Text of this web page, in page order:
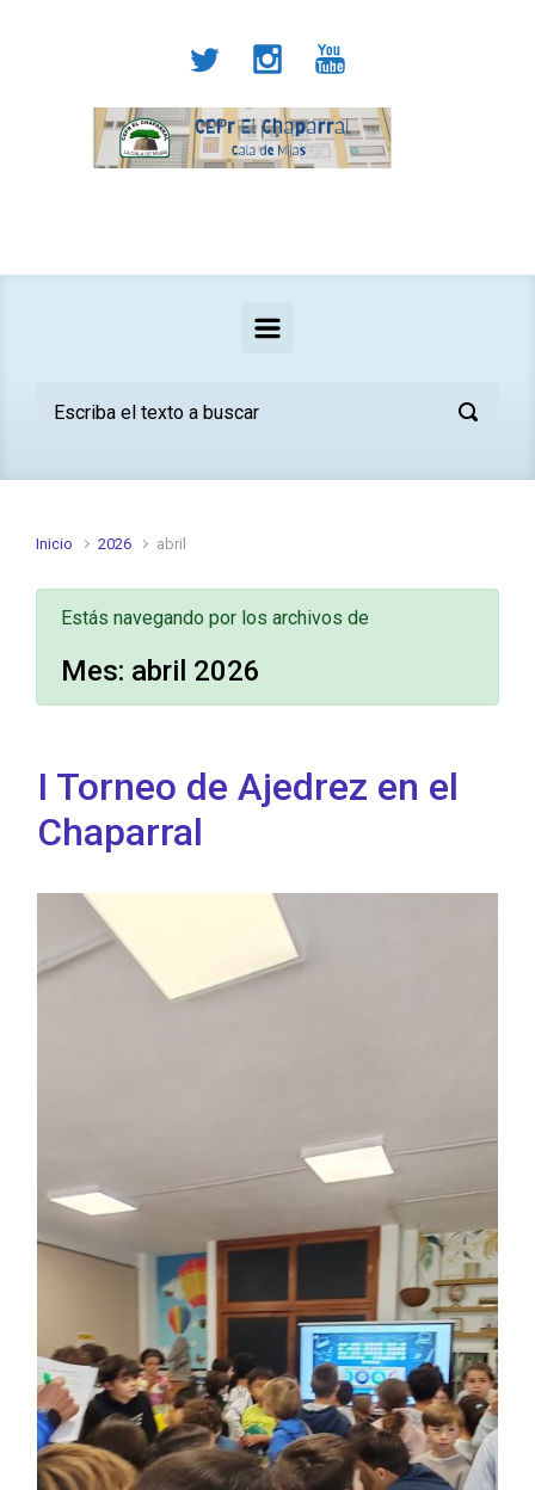
Inicio 2026 abril
Estás navegando por los archivos de
Mes: abril 2026
I Torneo de Ajedrez en el
Chaparral